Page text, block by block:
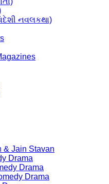
નવલકથા)
& Jain Stavan
Drama
Drama
Drama